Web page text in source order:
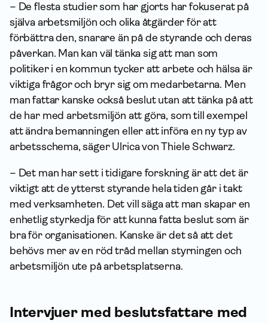
– De flesta studier som har gjorts har fokuserat på
själva arbetsmiljön och olika åtgärder för att
förbättra den, snarare än på de styrande och deras
påverkan. Man kan väl tänka sig att man som
politiker i en kommun tycker att arbete och hälsa är
viktiga frågor och bryr sig om medarbetarna. Men
man fattar kanske också beslut utan att tänka på att
de har med arbetsmiljön att göra, som till exempel
att ändra bemanningen eller att införa en ny typ av
arbetsschema, säger Ulrica von Thiele Schwarz.
– Det man har sett i tidigare forskning är att det är
viktigt att de ytterst styrande hela tiden går i takt
med verksamheten. Det vill säga att man skapar en
enhetlig styrkedja för att kunna fatta beslut som är
bra för organisationen. Kanske är det så att det
behövs mer av en röd tråd mellan styrningen och
arbetsmiljön ute på arbetsplatserna.
Intervjuer med beslutsfattare med